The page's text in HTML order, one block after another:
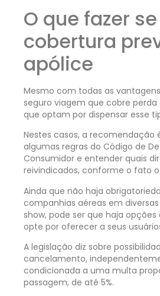
O que fazer
cobertura
apólice
Mesmo com todas as
seguro viagem que cobre perda
que optam por dispensar esse
Nestes casos, a recomendação
algumas regras do Código de
Consumidor e entender quais
reivindicados, conforme o fato
Ainda que não haja
companhias aéreas em
show, pode ser que haja
opte por oferecer a seus
A legislação diz sobre
cancelamento,
condicionada a uma multa
passagem, de até 5%.